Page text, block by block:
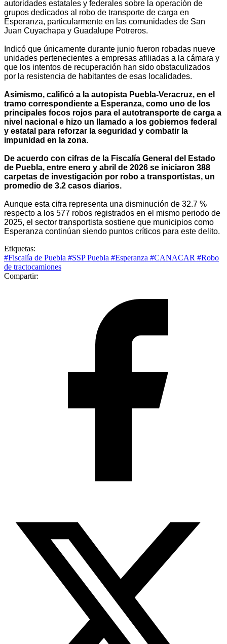
autoridades estatales y federales sobre la operación de
grupos dedicados al robo de transporte de carga en
Esperanza, particularmente en las comunidades de San
Juan Cuyachapa y Guadalupe Potreros.
Indicó que únicamente durante junio fueron robadas nueve
unidades pertenecientes a empresas afiliadas a la cámara y
que los intentos de recuperación han sido obstaculizados
por la resistencia de habitantes de esas localidades.
Asimismo, calificó a la autopista Puebla-Veracruz, en el
tramo correspondiente a Esperanza, como uno de los
principales focos rojos para el autotransporte de carga a
nivel nacional e hizo un llamado a los gobiernos federal
y estatal para reforzar la seguridad y combatir la
impunidad en la zona.
De acuerdo con cifras de la Fiscalía General del Estado
de Puebla, entre enero y abril de 2026 se iniciaron 388
carpetas de investigación por robo a transportistas, un
promedio de 3.2 casos diarios.
Aunque esta cifra representa una disminución de 32.7 %
respecto a los 577 robos registrados en el mismo periodo de
2025, el sector transportista sostiene que municipios como
Esperanza continúan siendo puntos críticos para este delito.
Etiquetas:
#Fiscalía de Puebla #SSP Puebla #Esperanza #CANACAR #Robo
de tractocamiones
Compartir: